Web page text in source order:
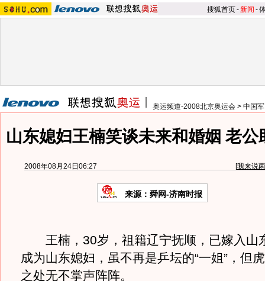
搜狐首页-新闻 -
奥运频道-2008北京奥运会 > 中国
山东媳妇王楠笑谈未来和婚姻 老公
2008年08月24日06:27 [我来说
来源：舜网-济南时报
王楠，30岁，祖籍辽宁抚顺，已嫁入山
成为山东媳妇，虽不再是乒坛的“一姐”，但
之处无不掌声阵阵。